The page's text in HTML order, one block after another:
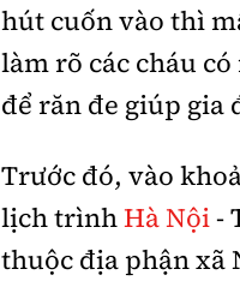
hút cuốn vào thì
làm rõ các cháu
để răn đe giúp gia
Trước đó, vào
lịch trìnhHà Nội-
thuộc địa phận xã